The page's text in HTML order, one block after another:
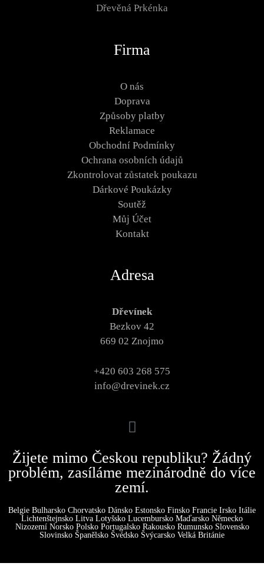
Dřevěná Prkénka
Firma
O nás
Doprava
Způsoby platby
Reklamace
Obchodní Podmínky
Ochrana osobních údajů
Zkontrolovat zůstatek poukazu
Dárkové Poukázky
Soutěž
Můj Účet
Kontakt
Adresa
Dřevínek
Bezkov 42
669 02 Znojmo
+420 603 268 575
info@drevinek.cz
Žijete mimo Českou republiku? Žádný
problém, zasíláme mezinárodně do více
zemí.
Belgie Bulharsko Chorvatsko Dánsko Estonsko Finsko Francie Irsko Itálie
Lichtenštejnsko Litva Lotyšsko Lucembursko Maďarsko Německo
Nizozemí Norsko Polsko Portugalsko Rakousko Rumunsko Slovensko
Slovinsko Španělsko Švédsko Švýcarsko Velká Británie